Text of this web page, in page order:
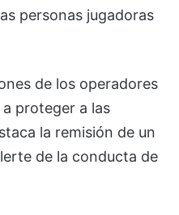
personas jugadoras
de los operadores
a proteger a las
la remisión de un
de la conducta de